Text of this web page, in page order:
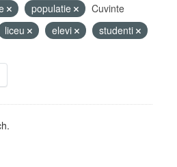
populatie
Cuvinte
liceu elevi
studenti